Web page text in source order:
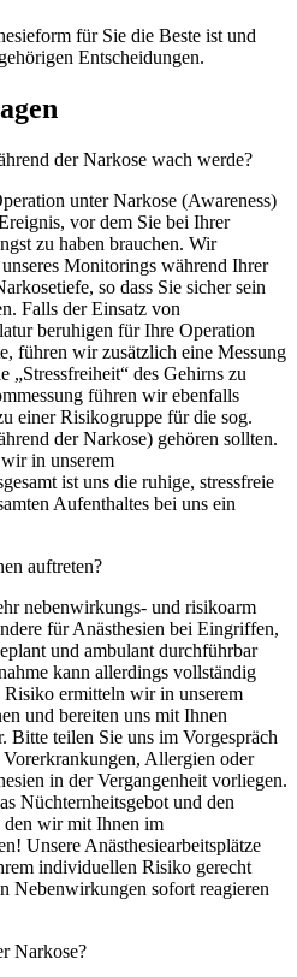
für Sie die Beste ist und
Entscheidungen.
der Narkose wach werde?
unter Narkose (Awareness)
vor dem Sie bei Ihrer
zu haben brauchen. Wir
Monitorings während Ihrer
so dass Sie sicher sein
Falls der Einsatz von
beruhigen für Ihre Operation
führen wir zusätzlich eine Messung
„Stressfreiheit“ des Gehirns zu
führen wir ebenfalls
einer Risikogruppe für die sog.
der Narkose) gehören sollten.
in unserem
ist uns die ruhige, stressfreie
Aufenthaltes bei uns ein
auftreten?
nebenwirkungs- und risikoarm
für Anästhesien bei Eingriffen,
und ambulant durchführbar
kann allerdings vollständig
ermitteln wir in unserem
und bereiten uns mit Ihnen
Bitte teilen Sie uns im Vorgespräch
Allergien oder
in der Vergangenheit vorliegen.
Nüchternheitsgebot und den
den wir mit Ihnen im
Unsere Anästhesiearbeitsplätze
individuellen Risiko gerecht
Nebenwirkungen sofort reagieren
Narkose?